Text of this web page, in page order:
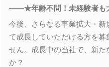
――★年齢不問！未経験者も
今後、さらなる事業拡大・
て成長していただける方を
せん。成長中の当社で、新
か？